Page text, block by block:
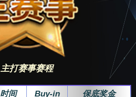
主打赛事赛程
时间 Buy-in 保底奖金